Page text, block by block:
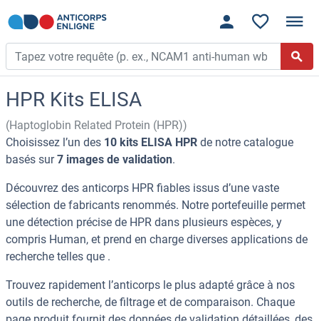
HPR Kits ELISA
(Haptoglobin Related Protein (HPR))
Choisissez l’un des 10 kits ELISA HPR de notre catalogue
basés sur7 images de validation.
Découvrez des anticorps HPR fiables issus d’une vaste
sélection de fabricants renommés. Notre portefeuille permet
une détection précise de HPR dans plusieurs espèces, y
compris Human, et prend en charge diverses applications de
recherche telles que .
Trouvez rapidement l’anticorps le plus adapté grâce à nos
outils de recherche, de filtrage et de comparaison. Chaque